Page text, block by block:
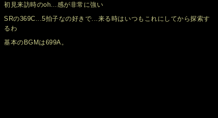
初見来訪時のoh…感が非常に強い
SRの369C...5拍子なの好きで...来る時はいつもこれにしてから探索す
るわ
基本のBGMは699A。